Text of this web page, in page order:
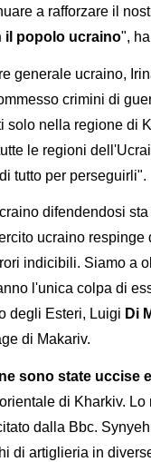
a rafforzare il
il popolo ucraino",
generale ucraino,
crimini di
solo nella regione di
le regioni
tutto per perseguirli".
difendendosi
ucraino
indicibili. Siamo a
l'unica colpa di
degli Esteri, Luigi Di
di Makariv.
sono state uccise
di Kharkiv.
dalla Bbc.
di artiglieria in